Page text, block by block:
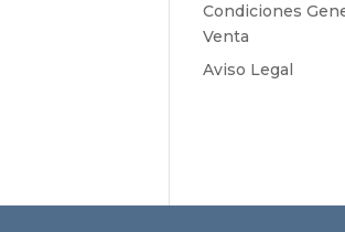
Condiciones
Venta
Aviso Legal